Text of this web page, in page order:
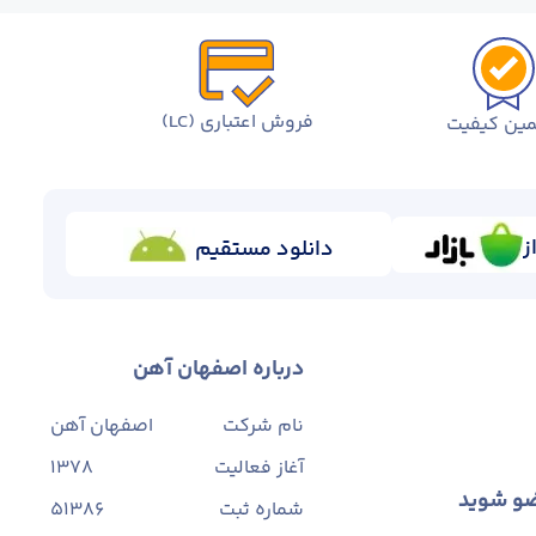
کیفیت فروش اعتباری (LC)
دانلود مستقیم
شوید
درباره اصفهان آهن
نام شرکت
اصفهان آهن
آغاز فعالیت
1378
شماره ثبت
۵۱۳۸۶